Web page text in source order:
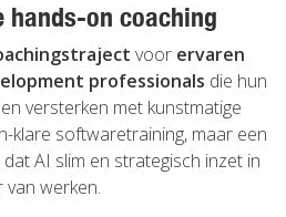
hands-on coaching
voor ervaren
professionals die hun
versterken met kunstmatige
klare softwaretraining, maar een
AI slim en strategisch inzet in
werken.